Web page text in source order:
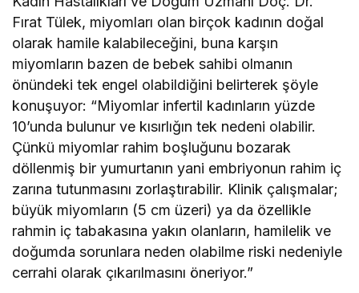
Fırat Tülek, miyomları olan birçok kadının doğal
olarak hamile kalabileceğini, buna karşın
miyomların bazen de bebek sahibi olmanın
önündeki tek engel olabildiğini belirterek şöyle
konuşuyor: “Miyomlar infertil kadınların yüzde
10’unda bulunur ve kısırlığın tek nedeni olabilir.
Çünkü miyomlar rahim boşluğunu bozarak
döllenmiş bir yumurtanın yani embriyonun rahim iç
zarına tutunmasını zorlaştırabilir. Klinik çalışmalar;
büyük miyomların (5 cm üzeri) ya da özellikle
rahmin iç tabakasına yakın olanların, hamilelik ve
doğumda sorunlara neden olabilme riski nedeniyle
cerrahi olarak çıkarılmasını öneriyor.”